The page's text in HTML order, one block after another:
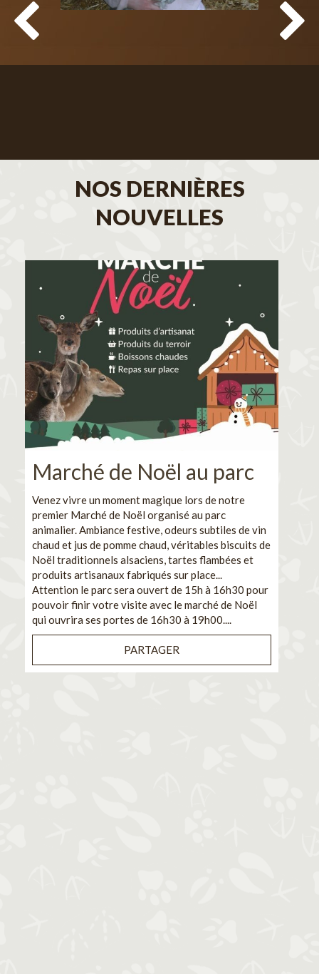
NOS DERNIÈRES
NOUVELLES
Marché de Noël au parc
Venez vivre un moment magique lors de notre
premier Marché de Noël organisé au parc
animalier. Ambiance festive, odeurs subtiles de vin
chaud et jus de pomme chaud, véritables biscuits de
Noël traditionnels alsaciens, tartes flambées et
produits artisanaux fabriqués sur place...
Attention le parc sera ouvert de 15h à 16h30 pour
pouvoir finir votre visite avec le marché de Noël
qui ouvrira ses portes de 16h30 à 19h00....
PARTAGER